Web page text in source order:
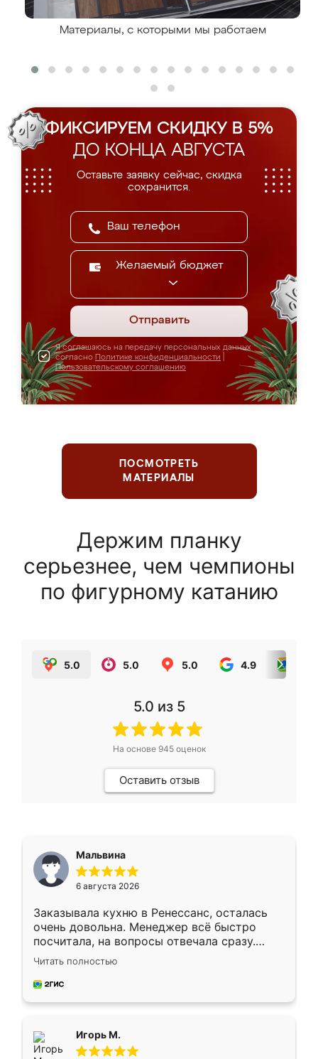
Материалы, с которыми мы работаем
ФИКСИРУЕМ СКИДКУ В 5%
ДО КОНЦА АВГУСТА
Оставьте заявку сейчас, скидка
сохранится.
Желаемый бюджет
Отправить
Я соглашаюсь на передачу персональных данных
согласно Политике конфиденциальности
Пользовательскому соглашению
ПОСМОТРЕТЬ
МАТЕРИАЛЫ
Держим планку
серьезнее, чем чемпионы
по фигурному катанию
5.0 5.0 5.0 4.9
5.0 из 5
На основе 945оценок
Оставить отзыв
Мальвина
6 августа 2026
Заказывала кухню в Ренессанс, осталась
очень довольна. Менеджер всё быстро
посчитала, на вопросы отвечала сразу.
Замерщик приехал в субботу, подошёл к
делу со всей ответственностью. Собрали
за день, ребята работали аккуратно, даже
Читать полностью
Игорь М.